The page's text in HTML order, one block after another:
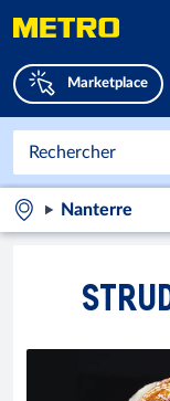
Marketplace
Nanterre